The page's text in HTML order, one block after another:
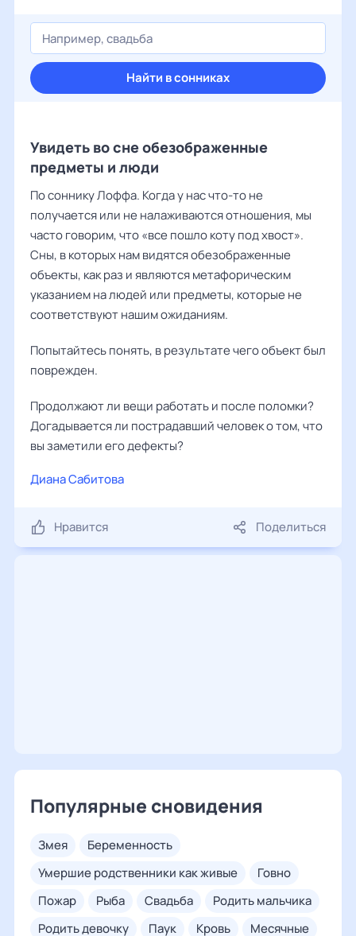
Найти в сонниках
Увидеть во сне обезображенные
предметы и люди
По соннику Лоффа. Когда у нас что-то не
получается или не налаживаются отношения, мы
часто говорим, что «все пошло коту под хвост».
Сны, в которых нам видятся обезображенные
объекты, как раз и являются метафорическим
указанием на людей или предметы, которые не
соответствуют нашим ожиданиям.
Попытайтесь понять, в результате чего объект был
поврежден.
Продолжают ли вещи работать и после поломки?
Догадывается ли пострадавший человек о том, что
вы заметили его дефекты?
Диана Сабитова
Нравится Поделиться
Популярные сновидения
змея
беременность
умершие родственники как живые
говно
пожар
рыба свадьба
родить мальчика
родить девочку
паук кровь месячные